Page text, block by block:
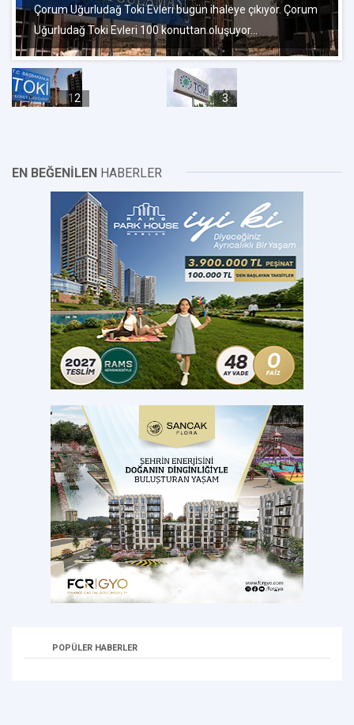
Çorum Uğurludağ Toki Evleri bugün ihaleye çıkıyor. Çorum
Uğurludağ Toki Evleri 100 konuttan oluşuyor...
1 2 3
EN BEĞENİLEN HABERLER
POPÜLER HABERLER